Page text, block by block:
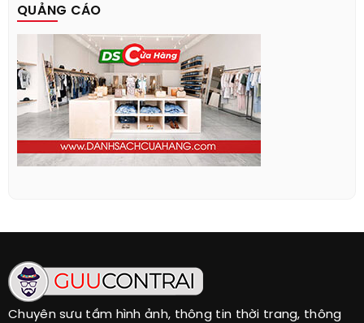
QUẢNG CÁO
Chuyên sưu tầm hình ảnh, thông tin thời trang, thông